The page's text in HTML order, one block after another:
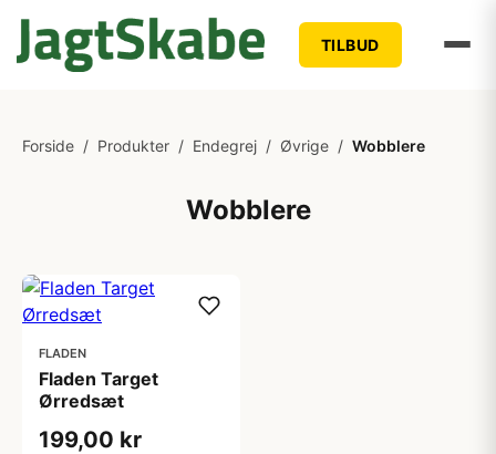
TILBUD
Forside / Produkter / Endegrej / Øvrige / Wobblere
Wobblere
FLADEN
Fladen Target
Ørredsæt
199,00 kr